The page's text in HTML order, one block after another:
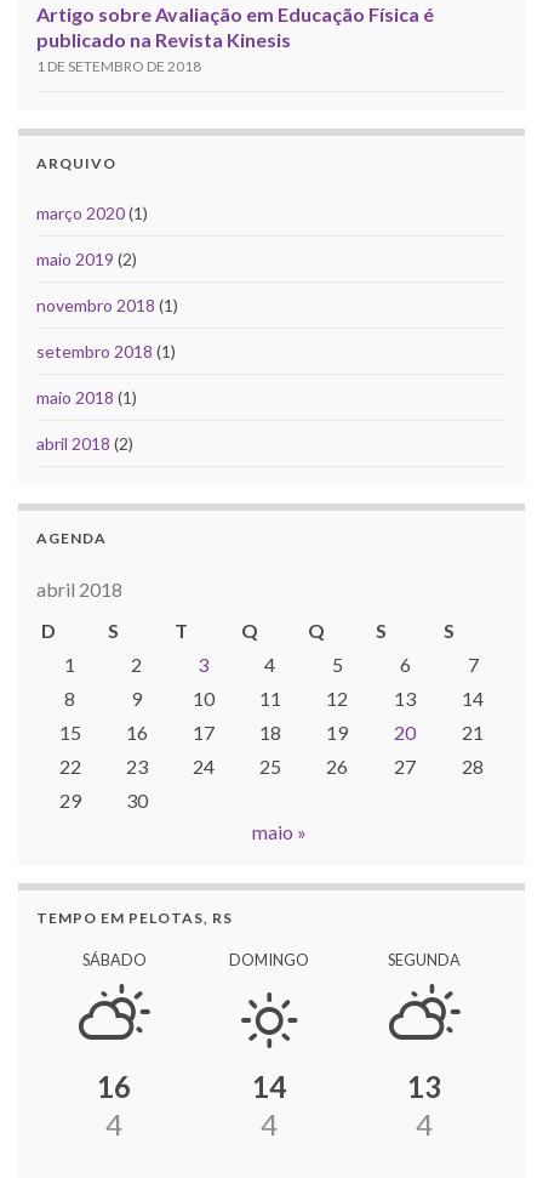
Artigo sobre Avaliação em Educação Física é
publicado na Revista Kinesis
1 DE SETEMBRO DE 2018
ARQUIVO
março 2020(1)
maio 2019 (2)
novembro 2018 (1)
setembro 2018 (1)
maio 2018 (1)
abril 2018 (2)
AGENDA
abril 2018
D
S T Q Q S
S
1
2 3 4 5 6
7
8
9 10 11 12 13
14
15
16 17 18 19 20
21
22
23 24 25 26 27
28
29
30
maio »
TEMPO EM PELOTAS, RS
SÁBADO
16
4
DOMINGO
14
4
SEGUNDA
13
4